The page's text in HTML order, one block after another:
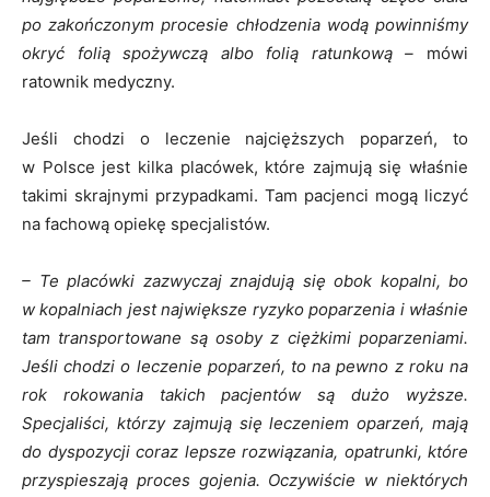
po zakończonym procesie chłodzenia wodą powinniśmy
okryć folią spożywczą albo folią ratunkową – mówi
ratownik medyczny.
Jeśli chodzi o leczenie najcięższych poparzeń, to
w Polsce jest kilka placówek, które zajmują się właśnie
takimi skrajnymi przypadkami. Tam pacjenci mogą liczyć
na fachową opiekę specjalistów.
– Te placówki zazwyczaj znajdują się obok kopalni, bo
w kopalniach jest największe ryzyko poparzenia i właśnie
tam transportowane są osoby z ciężkimi poparzeniami.
Jeśli chodzi o leczenie poparzeń, to na pewno z roku na
rok rokowania takich pacjentów są dużo wyższe.
Specjaliści, którzy zajmują się leczeniem oparzeń, mają
do dyspozycji coraz lepsze rozwiązania, opatrunki, które
przyspieszają proces gojenia. Oczywiście w niektórych